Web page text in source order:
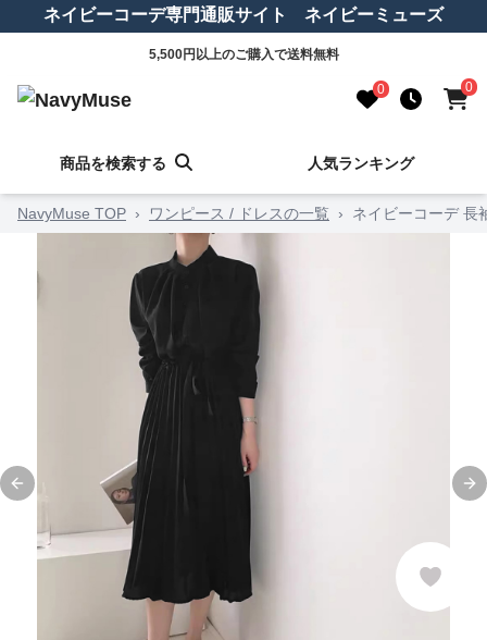
ネイビーコーデ専門通販サイト ネイビーミューズ
5,500円以上のご購入で送料無料
0 0
商品を検索する 人気ランキング
NavyMuse TOP › ワンピース / ドレスの一覧 › ネイビーコーデ 長
Previous slide